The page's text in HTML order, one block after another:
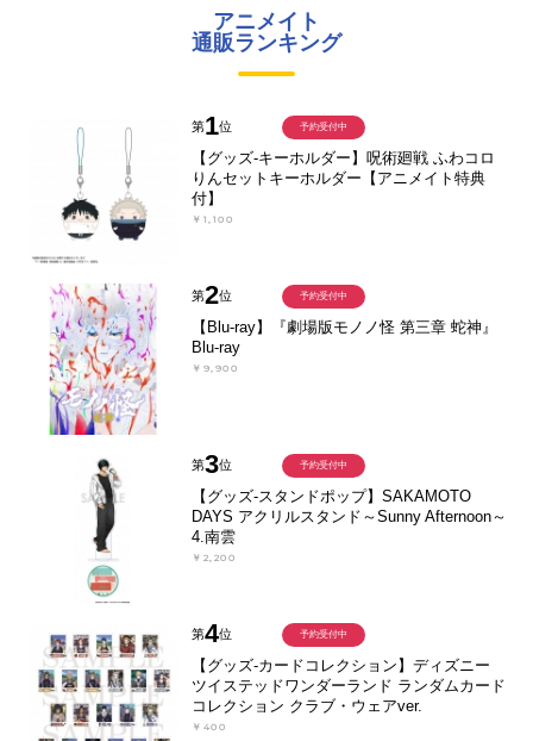
アニメイト
通販ランキング
第1位
【グッズ-キーホルダー】呪術廻戦 ふわコロ
りんセットキーホルダー【アニメイト特典
付】
￥1,100
予約受付中
第2位
【Blu-ray】『劇場版モノノ怪 第三章 蛇神』
Blu-ray
￥9,900
予約受付中
第3位
【グッズ-スタンドポップ】SAKAMOTO
DAYS アクリルスタンド～Sunny Afternoon～
4.南雲
￥2,200
予約受付中
第4位
【グッズ-カードコレクション】ディズニー
ツイステッドワンダーランド ランダムカード
コレクション クラブ・ウェアver.
￥400
予約受付中